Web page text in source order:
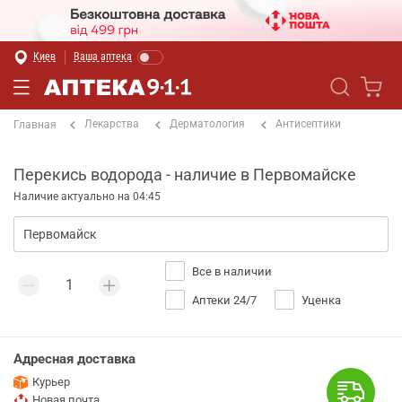
Киев Ваша аптека
Главная Лекарства Дерматология Антисептики
Перекись водорода - наличие в Первомайске
Наличие актуально на 04:45
Все в наличии
Аптеки 24/7 Уценка
Адресная доставка
Курьер